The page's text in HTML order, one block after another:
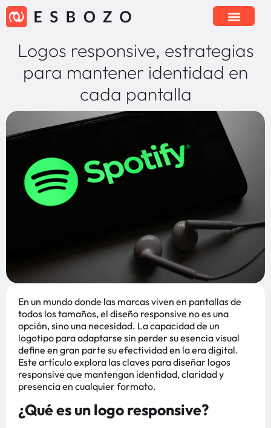
Logos responsive, estrategias
para mantener identidad en
cada pantalla
En un mundo donde las marcas viven en pantallas de
todos los tamaños, el diseño responsive no es una
opción, sino una necesidad. La capacidad de un
logotipo para adaptarse sin perder su esencia visual
define en gran parte su efectividad en la era digital.
Este artículo explora las claves para diseñar logos
responsive que mantengan identidad, claridad y
presencia en cualquier formato.
¿Qué es un logo responsive?